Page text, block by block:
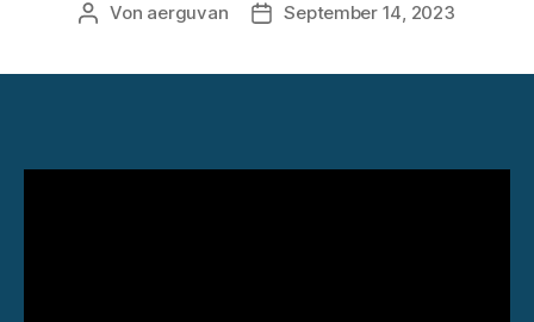
Beitragsautor
Von aerguvan Veröffentlichungsdatum
September 14, 2023